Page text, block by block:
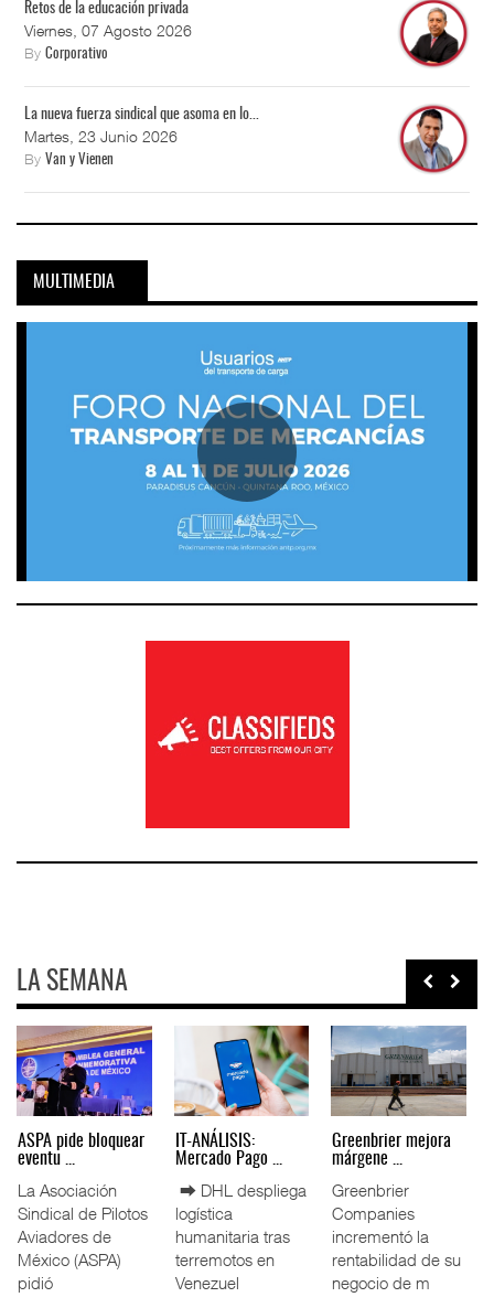
Retos de la educación privada
Viernes, 07 Agosto 2026
By Corporativo
La nueva fuerza sindical que asoma en lo...
Martes, 23 Junio 2026
By Van y Vienen
MULTIMEDIA
LA SEMANA
Miguel Ángel Bres
encabez ...
La Confederación
de Cámaras
Industriales
(CONCAMIN)
designó a Migu
IT-ANÁLISIS: Puerto
Lázar ...
⮕ Canal de
Panamá reducirá
nuevamente el
calado de
Neopanamax ⮕
La ATTRAPI licita
red de ...
La Agencia de
Trenes y
Transporte Público
Integrado
(ATTRAPI) abri